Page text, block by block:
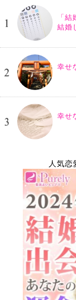
「
結婚
幸せ
幸せ
人気恋